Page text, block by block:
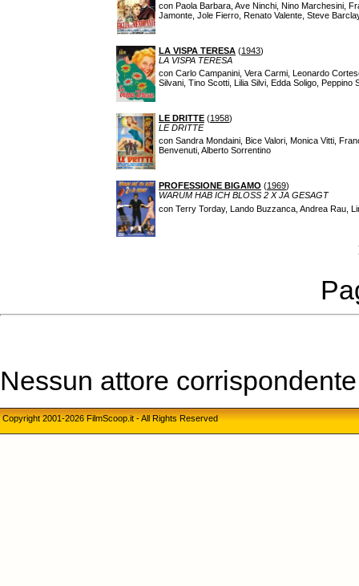
con Paola Barbara, Ave Ninchi, Nino Marchesini,
Jamonte, Jole Fierro, Renato Valente, Steve
LA VISPA TERESA (1943)
LA VISPA TERESA
con Carlo Campanini, Vera Carmi, Leonardo
Silvani, Tino Scotti, Lilia Silvi, Edda Soligo, Peppino
LE DRITTE (1958)
LE DRITTE
con Sandra Mondaini, Bice Valori, Monica Vitti,
Benvenuti, Alberto Sorrentino
PROFESSIONE BIGAMO (1969)
WARUM HAB ICH BLOSS 2 X JA GESAGT
con Terry Torday, Lando Buzzanca, Andrea Rau,
Nessun attore
Copyright 2001-2026 FilmScoop.it - All Rights Reserved